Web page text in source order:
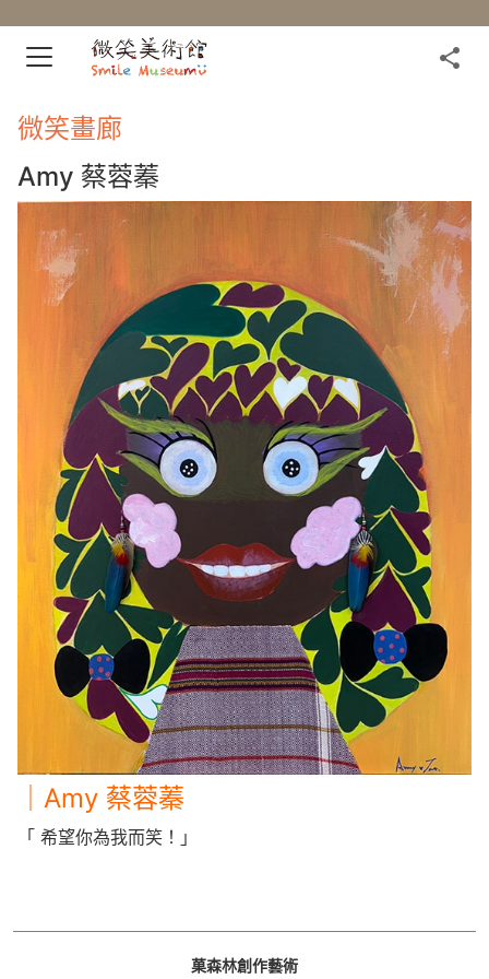
微笑畫廊
Amy 蔡蓉蓁
｜Amy 蔡蓉蓁
「 希望你為我而笑！」
菓森林創作藝術